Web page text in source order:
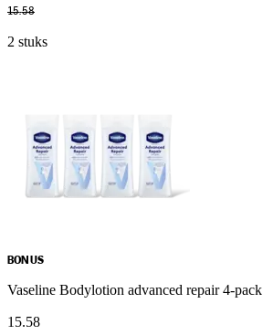
15.58
2 stuks
BONUS
Vaseline Bodylotion advanced repair 4-pack
15.58